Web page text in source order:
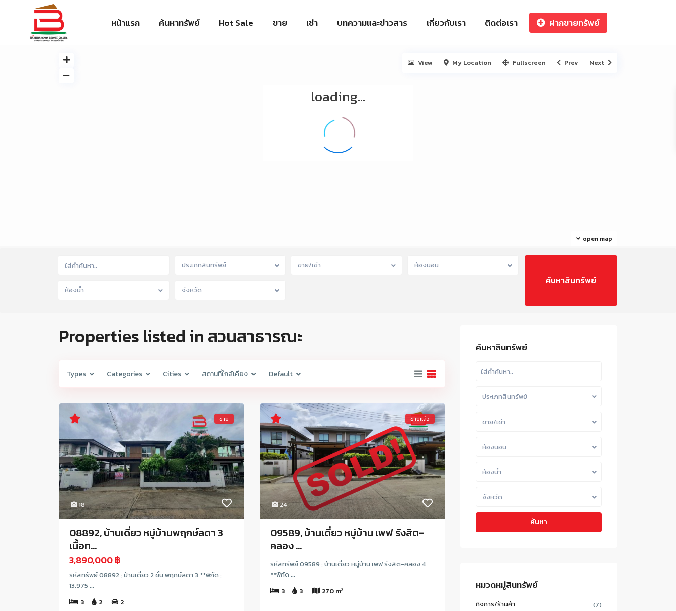
หน้าแรก ค้นหาทรัพย์ Hot Sale ขาย เช่า บทความและข่าวสาร เกี่ยวกับเรา ติดต่อเรา ฝากขายทรัพย์
loading...
open map
View My Location Fullscreen Prev Next
ประเภทสินทรัพย์ ขาย/เช่า ห้องนอน
ห้องน้ำ จังหวัด
Properties listed in สวนสาธารณะ
Types Categories Cities สถานที่ใกล้เคียง Default
18
ขาย
08892, บ้านเดี่ยว หมู่บ้านพฤกษ์ลดา 3
เนื้อท...
3,890,000 ฿
รหัสทรัพย์ 08892 : บ้านเดี่ยว 2 ชั้น พฤกษ์ลดา 3 **พิกัด :
13.975 ...
3
2 2
24
ขายแล้ว
09589, บ้านเดี่ยว หมู่บ้าน เพฟ รังสิต-
คลอง ...
รหัสทรัพย์ 09589 : บ้านเดี่ยว หมู่บ้าน เพฟ รังสิต-คลอง 4
**พิกัด ...
3
3 270 m2
ค้นหาสินทรัพย์
ประเภทสินทรัพย์
ขาย/เช่า
ห้องนอน
ห้องน้ำ
จังหวัด
ค้นหา
หมวดหมู่สินทรัพย์
กิจการ/ร้านค้า (7)